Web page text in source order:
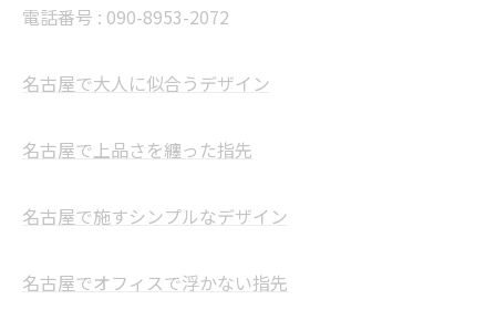
電話番号 : 090-8953-2072
名古屋で大人に似合うデザイン
名古屋で上品さを纏った指先
名古屋で施すシンプルなデザイン
名古屋でオフィスで浮かない指先